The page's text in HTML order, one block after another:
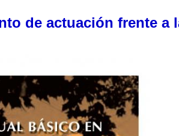
de actuación frente a